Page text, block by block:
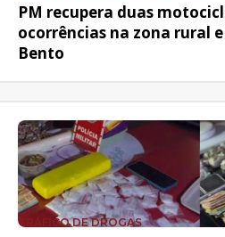
PM recupera duas
ocorrências na zona rural
Bento
TRÁFICO DE DROGAS